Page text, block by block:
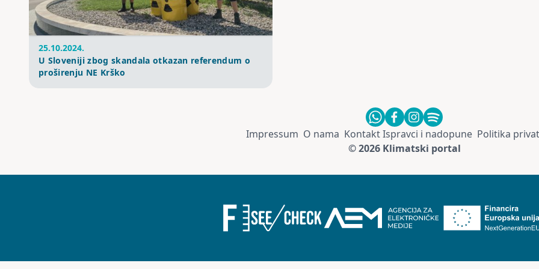
25.10.2024.
U Sloveniji zbog skandala otkazan referendum o
proširenju NE Krško
Impressum O nama KontaktIspravci i nadopune Politika
© 2026 Klimatski portal